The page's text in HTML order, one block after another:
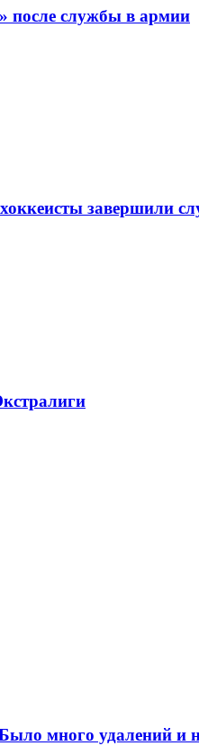
после службы в армии
завершили
много удалений и